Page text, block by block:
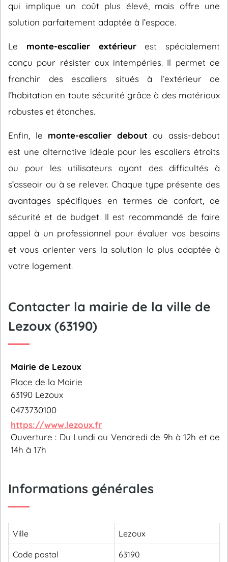
qui implique un coût plus élevé, mais offre une
solution parfaitement adaptée à l’espace.
Le monte-escalier extérieurest spécialement
conçu pour résister aux intempéries. Il permet de
franchir des escaliers situés à l’extérieur de
l’habitation en toute sécurité grâce à des matériaux
robustes et étanches.
Enfin, le monte-escalier debout ou assis-debout
est une alternative idéale pour les escaliers étroits
ou pour les utilisateurs ayant des difficultés à
s’asseoir ou à se relever. Chaque type présente des
avantages spécifiques en termes de confort, de
sécurité et de budget. Il est recommandé de faire
appel à un professionnel pour évaluer vos besoins
et vous orienter vers la solution la plus adaptée à
votre logement.
Contacter la mairie de la ville de
Lezoux (63190)
Mairie de Lezoux
Place de la Mairie
63190 Lezoux
0473730100
https://www.lezoux.fr
Ouverture : Du Lundi au Vendredi de 9h à 12h et de
14h à 17h
Informations générales
Ville Lezoux
Code postal 63190